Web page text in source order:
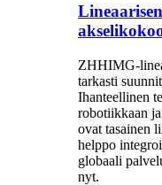
ZHHIMG-
tarkasti
Ihanteellinen
robotiikkaan
ovat tasainen
helppo
globaali
nyt.